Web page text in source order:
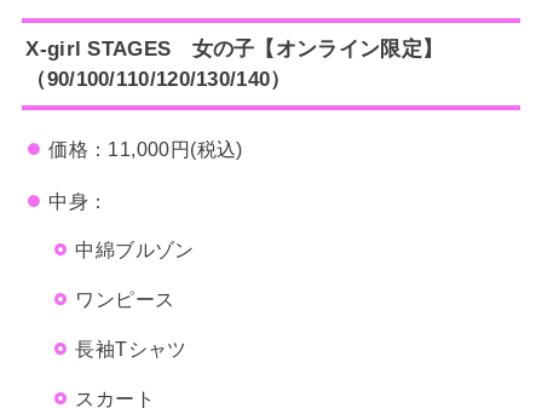
X-girl STAGES 女の子【オンライン限定】
（90/100/110/120/130/140）
価格：11,000円(税込)
中身：
中綿ブルゾン
ワンピース
長袖Tシャツ
スカート